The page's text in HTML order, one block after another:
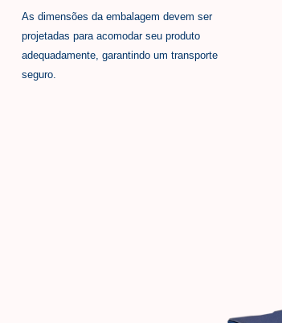
As dimensões da embalagem devem ser
projetadas para acomodar seu produto
adequadamente, garantindo um transporte
seguro.